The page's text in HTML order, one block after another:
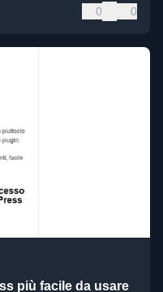
0 0
più facile da usare